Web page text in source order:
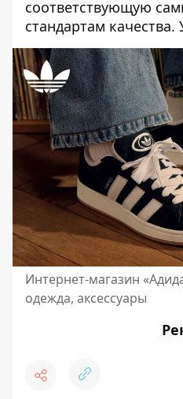
соответствующую
стандартам
Интернет-магазин
одежда, аксессуары